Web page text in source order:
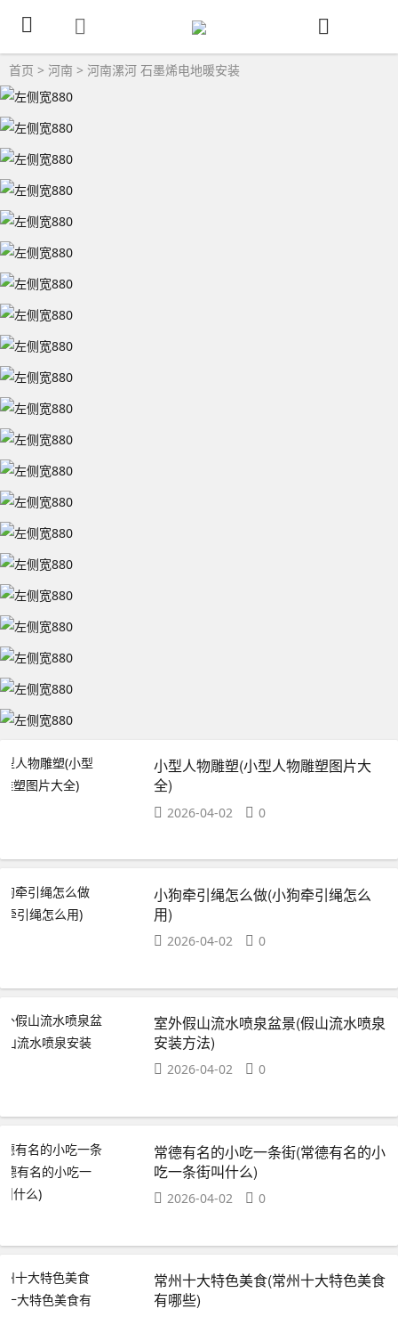
首页 > 河南 > 河南漯河 石墨烯电地暖安装
小型人物雕塑(小型人物雕塑图片大
全)
2026-04-02 0
小狗牵引绳怎么做(小狗牵引绳怎么
用)
2026-04-02 0
室外假山流水喷泉盆景(假山流水喷泉
安装方法)
2026-04-02 0
常德有名的小吃一条街(常德有名的小
吃一条街叫什么)
2026-04-02 0
常州十大特色美食(常州十大特色美食
有哪些)